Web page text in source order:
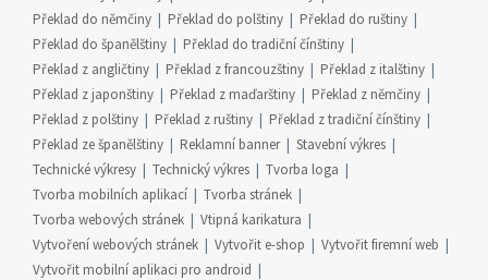
Překlad do němčiny
Překlad do polštiny
Překlad do ruštiny
Překlad do španělštiny
Překlad do tradiční čínštiny
Překlad z angličtiny
Překlad z francouzštiny
Překlad z italštiny
Překlad z japonštiny
Překlad z maďarštiny
Překlad z němčiny
Překlad z polštiny
Překlad z ruštiny
Překlad z tradiční čínštiny
Překlad ze španělštiny
Reklamní banner
Stavební výkres
Technické výkresy
Technický výkres
Tvorba loga
Tvorba mobilních aplikací
Tvorba stránek
Tvorba webových stránek
Vtipná karikatura
Vytvoření webových stránek
Vytvořit e-shop
Vytvořit firemní web
Vytvořit mobilní aplikaci pro android